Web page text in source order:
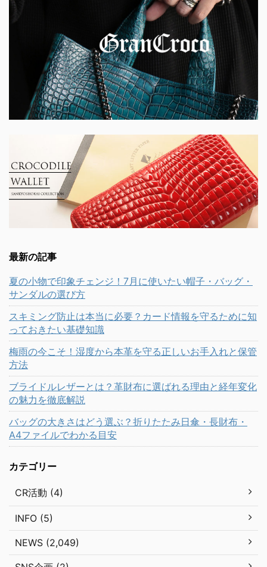
最新の記事
夏の小物で印象チェンジ！7月に使いたい帽子・バッグ・
サンダルの選び方
スキミング防止は本当に必要？カード情報を守るために知
っておきたい基礎知識
梅雨の今こそ！湿度から本革を守る正しいお手入れと保管
方法
ブライドルレザーとは？革財布に選ばれる理由と経年変化
の魅力を徹底解説
バッグの大きさはどう選ぶ？折りたたみ日傘・長財布・
A4ファイルでわかる目安
カテゴリー
CR活動 (4)
INFO (5)
NEWS (2,049)